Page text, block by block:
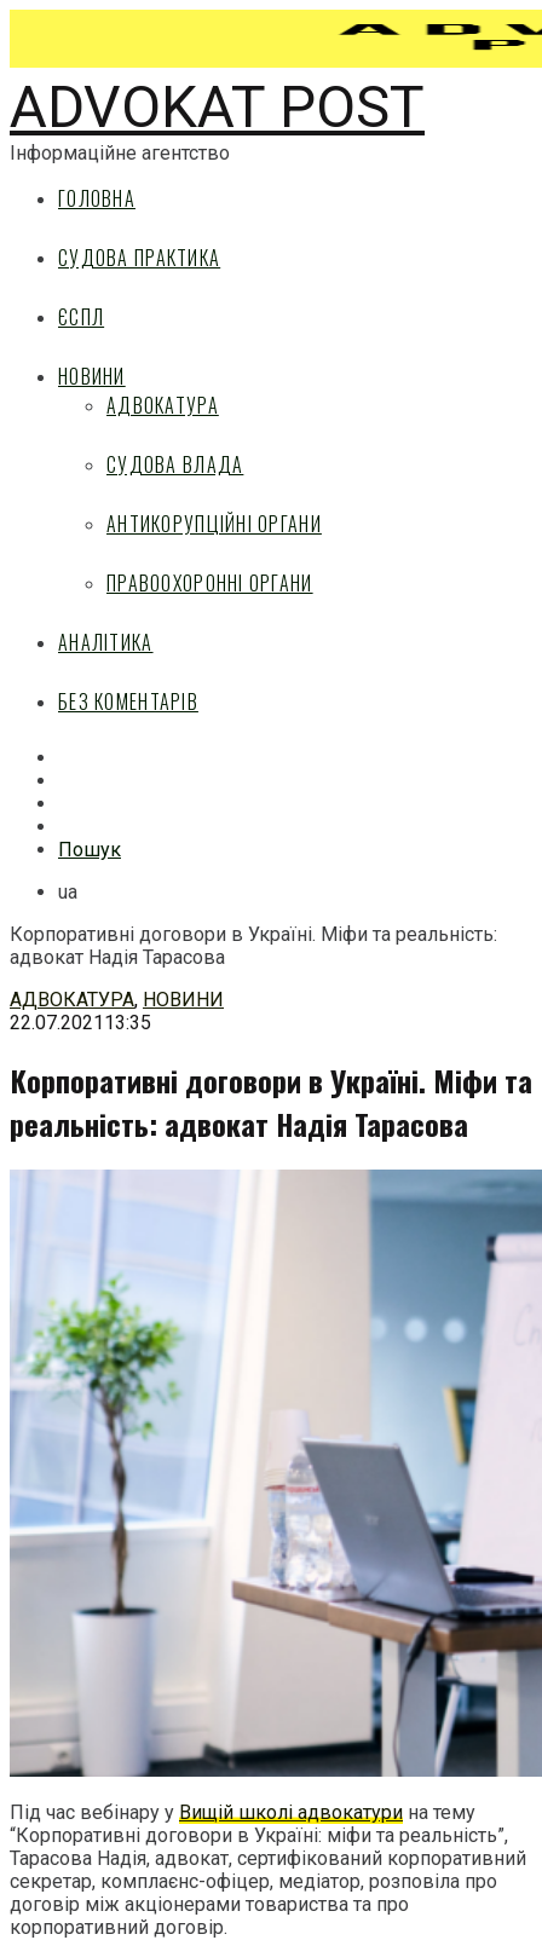
ADVOKAT POST
Інформаційне агентство
ГОЛОВНА
СУДОВА ПРАКТИКА
ЄСПЛ
НОВИНИ
АДВОКАТУРА
СУДОВА ВЛАДА
АНТИКОРУПЦІЙНІ ОРГАНИ
ПРАВООХОРОННІ ОРГАНИ
АНАЛІТИКА
БЕЗ КОМЕНТАРІВ
Пошук
ua
Корпоративні договори в Україні. Міфи та реальність:
адвокат Надія Тарасова
Перейти
до
АДВОКАТУРА, НОВИНИ
22.07.202113:35
Корпоративні договори в Україні. Міфи та
реальність: адвокат Надія Тарасова
Під час вебінару у Вищій школі адвокатури на тему
“Корпоративні договори в Україні: міфи та реальність”,
Тарасова Надія, адвокат, сертифікований корпоративний
секретар, комплаєнс-офіцер, медіатор, розповіла про
договір між акціонерами товариства та про
корпоративний договір.